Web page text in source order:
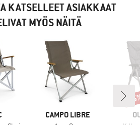
KATSELLEET ASIAKKAAT
MYÖS NÄITÄ
MERKKI
CAMPO LIBRE